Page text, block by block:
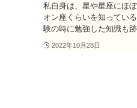
私自身は、星や星座にほ
オン座くらいを知ってい
験の時に勉強した知識も跡
2022年10月28日